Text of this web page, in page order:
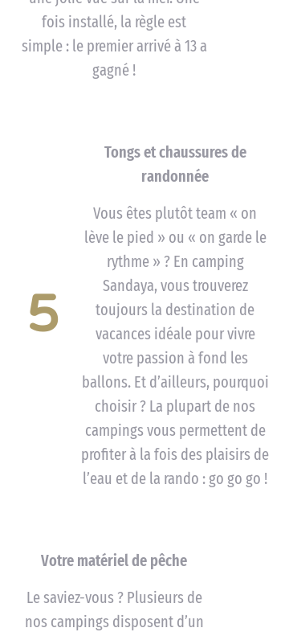
fois installé, la règle est
simple : le premier arrivé à 13 a
gagné !
5
Tongs et chaussures de
randonnée
Vous êtes plutôt team « on
lève le pied » ou « on garde le
rythme » ? En camping
Sandaya, vous trouverez
toujours la destination de
vacances idéale pour vivre
votre passion à fond les
ballons. Et d’ailleurs, pourquoi
choisir ? La plupart de nos
campings vous permettent de
profiter à la fois des plaisirs de
l’eau et de la rando : go go go !
Votre matériel de pêche
Le saviez-vous ? Plusieurs de
nos campings disposent d’un